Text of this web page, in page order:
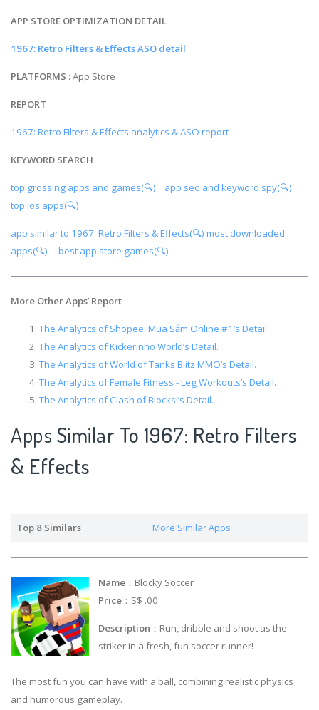
APP STORE OPTIMIZATION DETAIL
1967: Retro Filters & Effects ASO detail
PLATFORMS : App Store
REPORT
1967: Retro Filters & Effects analytics & ASO report
KEYWORD SEARCH
top grossing apps and games(🔍)
app seo and keyword spy(🔍)
top ios apps(🔍)
app similar to 1967: Retro Filters & Effects(🔍) most downloaded
apps(🔍)
best app store games(🔍)
More Other Apps’ Report
The Analytics of Shopee: Mua Sắm Online #1’s Detail.
The Analytics of Kickerinho World’s Detail.
The Analytics of World of Tanks Blitz MMO’s Detail.
The Analytics of Female Fitness - Leg Workouts’s Detail.
The Analytics of Clash of Blocks!’s Detail.
Apps Similar To 1967: Retro Filters
& Effects
Top 8 Similars More Similar Apps
Name ：Blocky Soccer
Price ：S$ .00
Description ：Run, dribble and shoot as the
striker in a fresh, fun soccer runner!
The most fun you can have with a ball, combining realistic physics
and humorous gameplay.